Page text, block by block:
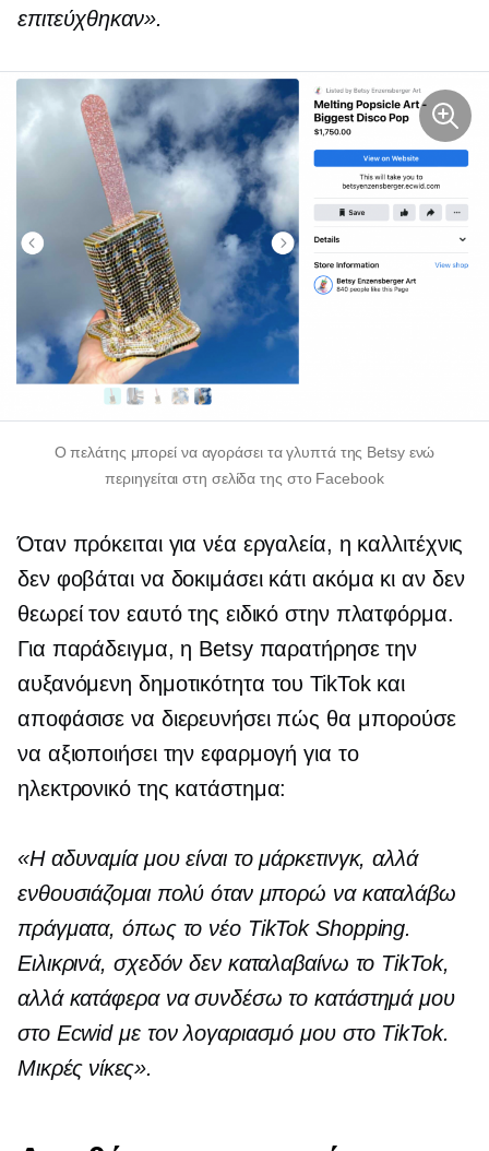
επιτεύχθηκαν».
Ο πελάτης μπορεί να αγοράσει τα γλυπτά της Betsy ενώ
περιηγείται στη σελίδα της στο Facebook
Όταν πρόκειται για νέα εργαλεία, η καλλιτέχνις
δεν φοβάται να δοκιμάσει κάτι ακόμα κι αν δεν
θεωρεί τον εαυτό της ειδικό στην πλατφόρμα.
Για παράδειγμα, η Betsy παρατήρησε την
αυξανόμενη δημοτικότητα του TikTok και
αποφάσισε να διερευνήσει πώς θα μπορούσε
να αξιοποιήσει την εφαρμογή για το
ηλεκτρονικό της κατάστημα:
«Η αδυναμία μου είναι το μάρκετινγκ, αλλά
ενθουσιάζομαι πολύ όταν μπορώ να καταλάβω
πράγματα, όπως το νέο TikTok Shopping.
Ειλικρινά, σχεδόν δεν καταλαβαίνω το TikTok,
αλλά κατάφερα να συνδέσω το κατάστημά μου
στο Ecwid με τον λογαριασμό μου στο TikTok.
Μικρές νίκες».